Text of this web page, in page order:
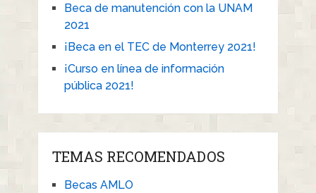
Beca de manutención con la UNAM
2021
¡Beca en el TEC de Monterrey 2021!
¡Curso en línea de información
pública 2021!
TEMAS RECOMENDADOS
Becas AMLO